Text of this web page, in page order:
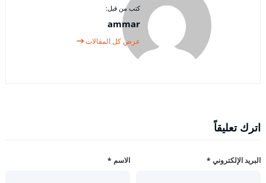
كتب من قبل:
ammar
عرض كل المقالات
اترك تعليقاً
الاسم * البريد الإلكتروني *